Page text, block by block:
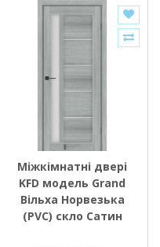
Міжкімнатні двері
KFD модель Grand
Вільха Норвезька
(PVC) скло Сатин